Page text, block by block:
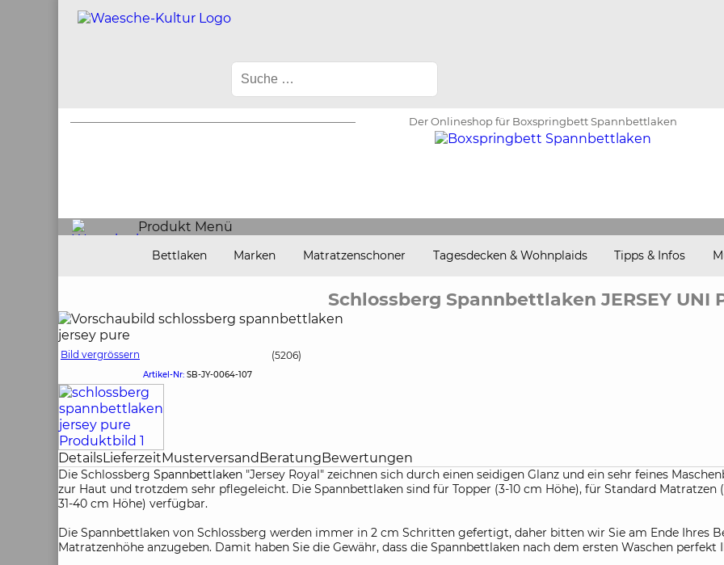
Der Onlineshop für Boxspringbett Spannbettlaken
Produkt Menü
Bettlaken Marken Matratzenschoner Tagesdecken & Wohnplaids Tipps & Infos
Schlossberg Spannbettlaken JERSEY UNI
Bild vergrössern (5206)
Artikel-Nr: SB-JY-0064-107
DetailsLieferzeit Musterversand Beratung Bewertungen
Die Schlossberg Spannbettlaken "Jersey Royal" zeichnen sich durch einen seidigen Glanz und ein sehr feines
zur Haut und trotzdem sehr pflegeleicht. Die Spannbettlaken sind für Topper (3-10 cm Höhe), für Standard Matratzen
31-40 cm Höhe) verfügbar.
Die Spannbettlaken von Schlossberg werden immer in 2 cm Schritten gefertigt, daher bitten wir Sie am Ende Ihres
Matratzenhöhe anzugeben. Damit haben Sie die Gewähr, dass die Spannbettlaken nach dem ersten Waschen